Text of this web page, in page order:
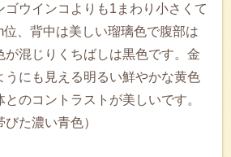
ゴウインコよりも1まわり小さくて
、背中は美しい瑠璃色で腹部は
が混じりくちばしは黒色です。金
うにも見える明るい鮮やかな黄色
のコントラストが美しいです。
びた濃い青色）